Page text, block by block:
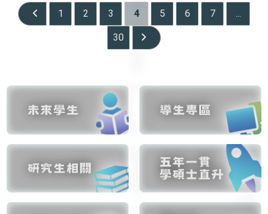
Go to the previous page
1 2 3 4 5 6 7 ...
30 Go to the next page